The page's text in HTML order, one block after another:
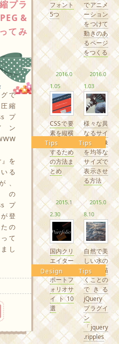
プラ
&
てみ
で
縮
プ
ン
を
る
、
の
プ
登
の
て
し
つづきを読む
フォント
5つ
でアニメ
ーション
をつけて
動きのあ
るページ
をつくる
2016.0
1.05
Tips
CSSで要
素を縦横
中央配置
するため
の方法ま
とめ
2016.0
1.03
Tips
様々な異
なるサイ
ズの画像
を均等な
サイズで
表示させ
る方法
2015.1
2.30
Design
国内クリ
エイター
の素敵な
ポートフ
ォリオサ
イト10
選
2015.0
8.10
Tips
自然で美
しい水の
波紋を描
くことの
できる
jQuery
プラグイ
ン
「jquery
.ripples